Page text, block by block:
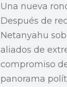
Una nueva
Después de
Netanyahu
aliados de
compromiso
panorama